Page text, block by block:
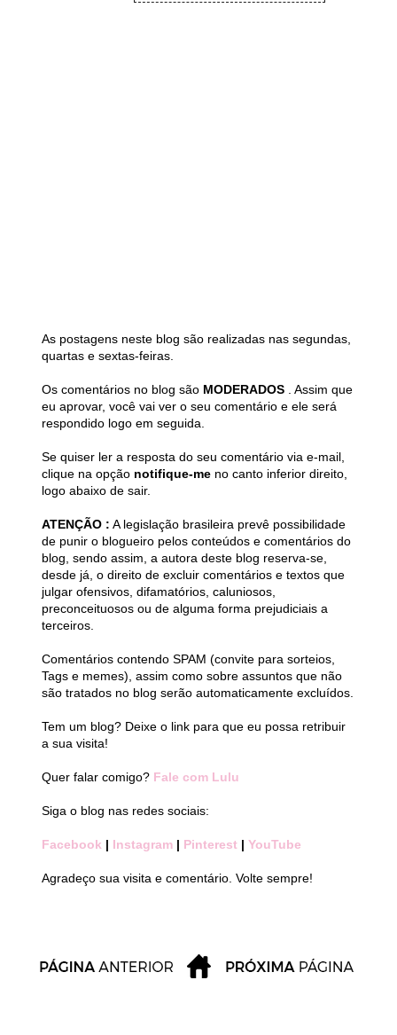
As postagens neste blog são realizadas nas segundas,
quartas e sextas-feiras.
Os comentários no blog são MODERADOS
. Assim que
eu aprovar, você vai ver o seu comentário e ele será
respondido logo em seguida.
Se quiser ler a resposta do seu comentário via e-mail,
clique na opção notifique-me no canto inferior direito,
logo abaixo de sair.
ATENÇÃO : A legislação brasileira prevê possibilidade
de punir o blogueiro pelos conteúdos e comentários do
blog, sendo assim, a autora deste blog reserva-se,
desde já, o direito de excluir comentários e textos que
julgar ofensivos, difamatórios, caluniosos,
preconceituosos ou de alguma forma prejudiciais a
terceiros.
Comentários contendo SPAM (convite para sorteios,
Tags e memes), assim como sobre assuntos que não
são tratados no blog serão automaticamente excluídos.
Tem um blog? Deixe o link para que eu possa retribuir
a sua visita!
Quer falar comigo? Fale com Lulu
Siga o blog nas redes sociais:
Facebook | Instagram | Pinterest | YouTube
Agradeço sua visita e comentário. Volte sempre!